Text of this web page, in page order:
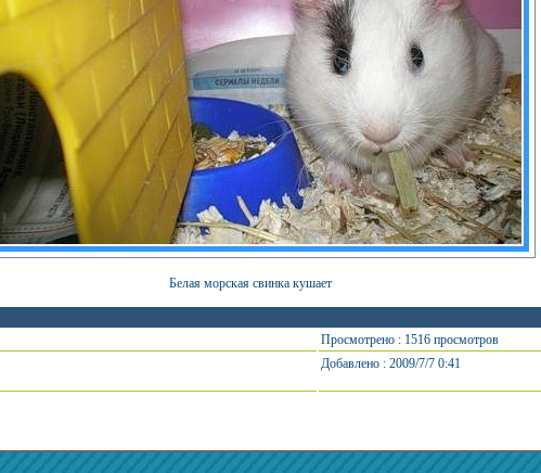
Белая морская свинка кушает
Просмотрено : 1516 просмотров
Добавлено : 2009/7/7 0:41